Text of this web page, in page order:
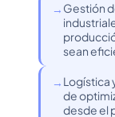
Gestión
sean
Logística
de
desde el